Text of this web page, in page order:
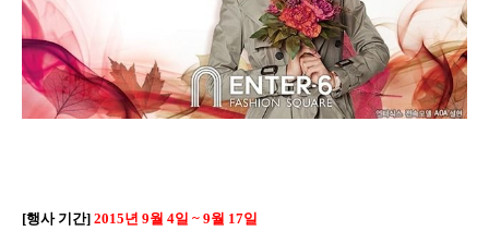
[행사 기간] 2015년 9월 4일 ~ 9월 17일